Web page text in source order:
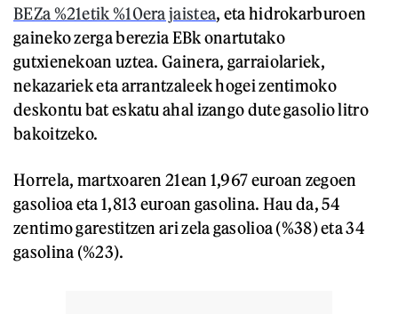
BEZa %21etik %10era jaistea, eta hidrokarburoen
gaineko zerga berezia EBk onartutako
gutxienekoan uztea. Gainera, garraiolariek,
nekazariek eta arrantzaleek hogei zentimoko
deskontu bat eskatu ahal izango dute gasolio litro
bakoitzeko.
Horrela, martxoaren 21ean 1,967 euroan zegoen
gasolioa eta 1,813 euroan gasolina. Hau da, 54
zentimo garestitzen ari zela gasolioa (%38) eta 34
gasolina (%23).